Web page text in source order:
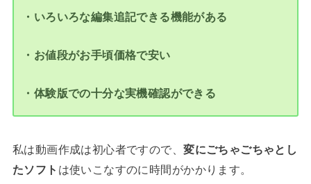
・いろいろな編集追記できる機能がある
・お値段がお手頃価格で安い
・体験版での十分な実機確認ができる
私は動画作成は初心者ですので、変にごちゃごちゃとし
たソフト は使いこなすのに時間がかかります。